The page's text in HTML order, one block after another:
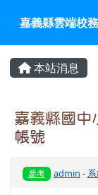
嘉義縣雲
嘉義縣雲端校
主內容區域
本站消息
嘉義縣國中
帳號
參考 admin -
頁尾區域